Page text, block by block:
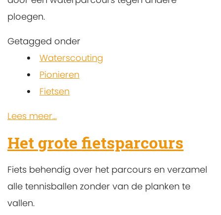
ploegen.
Getagged onder
Waterscouting
Pionieren
Fietsen
Lees meer...
Het grote fietsparcours
Fiets behendig over het parcours en verzamel
alle tennisballen zonder van de planken te
vallen.